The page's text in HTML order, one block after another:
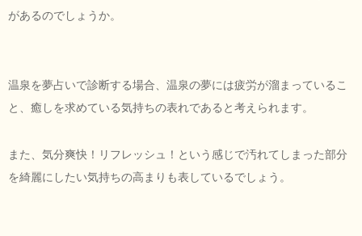
があるのでしょうか。
温泉を夢占いで診断する場合、温泉の夢には疲労が溜まっているこ
と、癒しを求めている気持ちの表れであると考えられます。
また、気分爽快！リフレッシュ！という感じで汚れてしまった部分
を綺麗にしたい気持ちの高まりも表しているでしょう。